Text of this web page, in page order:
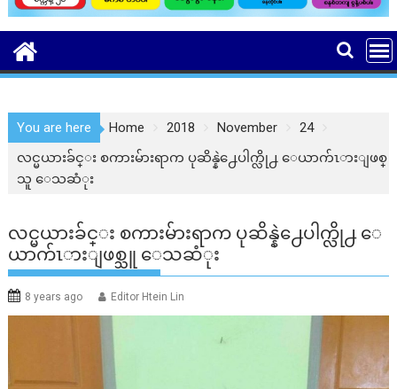
You are here Home 2018 November
24
လင္မယားခ်င္း စကားမ်ားရာက ပုဆိန္နဲ႕ေပါက္လို႕ ေယာက်ၤားျဖစ္
သူ ေသဆံုး
လင္မယားခ်င္း စကားမ်ားရာက ပုဆိန္နဲ႕ေပါက္လို႕ ေ
ယာက်ၤားျဖစ္သူ ေသဆံုး
8 years ago Editor Htein Lin